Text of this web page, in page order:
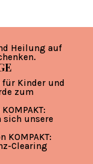
Heilung auf
für Kinder und
zum
sich unsere
Clearing